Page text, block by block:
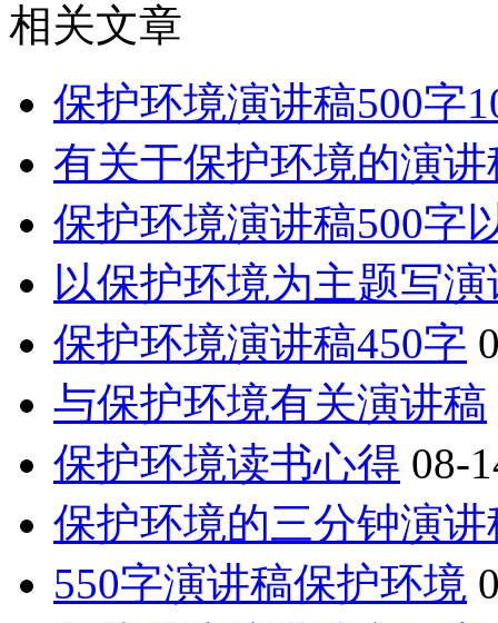
相关文章
保护环境演讲稿500字
有关于保护环境的演讲
保护环境演讲稿500字
以保护环境为主题写
保护环境演讲稿450字
与保护环境有关演讲稿
保护环境读书心得 08-
保护环境的三分钟演讲
550字演讲稿保护环境